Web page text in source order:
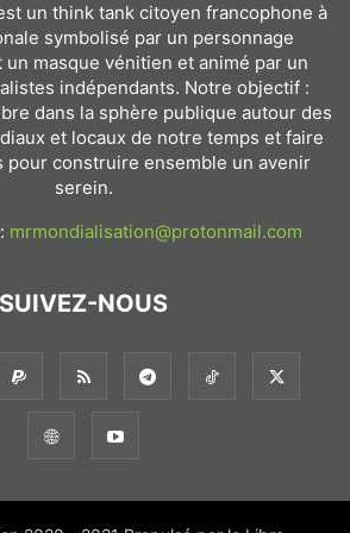
un think tank citoyen francophone à
symbolisé par un personnage
masque vénitien et animé par un
indépendants. Notre objectif :
dans la sphère publique autour des
et locaux de notre temps et faire
pour construire ensemble un avenir
serein.
mrmondialisation@protonmail.com
SUIVEZ-NOUS